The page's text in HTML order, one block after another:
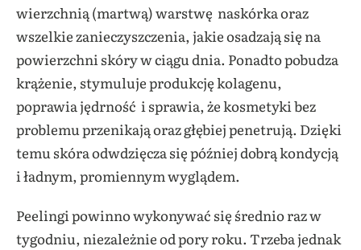
wierzchnią (martwą) warstwę naskórka oraz
wszelkie zanieczyszczenia, jakie osadzają się na
powierzchni skóry w ciągu dnia. Ponadto pobudza
krążenie, stymuluje produkcję kolagenu,
poprawia jędrność i sprawia, że kosmetyki bez
problemu przenikają oraz głębiej penetrują. Dzięki
temu skóra odwdzięcza się później dobrą kondycją
i ładnym, promiennym wyglądem.
Peelingi powinno wykonywać się średnio raz w
tygodniu, niezależnie od pory roku. Trzeba jednak